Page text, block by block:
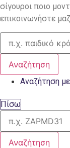
σίγουροι ποιο
επικοινωνήστε
Αναζήτηση
Αναζήτηση
Πίσω
Αναζήτηση